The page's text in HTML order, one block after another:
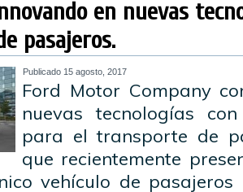
en nuevas
pasajeros.
Publicado 15 agosto, 2017
Ford Motor Company
nuevas tecnologías
para el transporte de
que recientemente
vehículo de